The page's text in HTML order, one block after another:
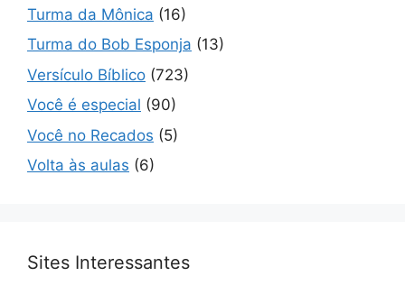
Turma da Mônica (16)
Turma do Bob Esponja (13)
Versículo Bíblico (723)
Você é especial (90)
Você no Recados (5)
Volta às aulas (6)
Sites Interessantes